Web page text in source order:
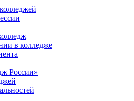
в колледже
России»